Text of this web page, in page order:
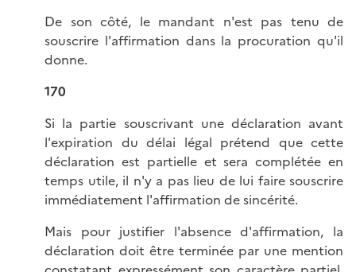
De son côté, le mandant n'est pas tenu de
souscrire l'affirmation dans la procuration qu'il
donne.
170
Si la partie souscrivant une déclaration avant
l'expiration du délai légal prétend que cette
déclaration est partielle et sera complétée en
temps utile, il n'y a pas lieu de lui faire souscrire
immédiatement l'affirmation de sincérité.
Mais pour justifier l'absence d'affirmation, la
déclaration doit être terminée par une mention